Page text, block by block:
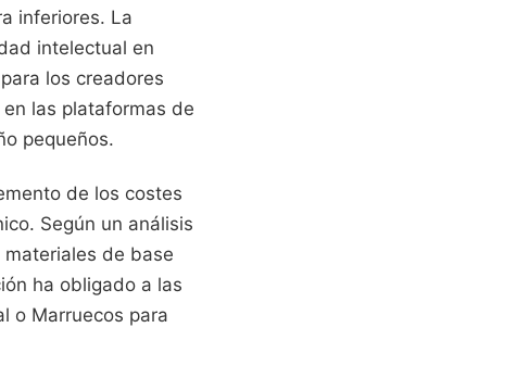
inferiores. La
intelectual en
los creadores
las plataformas de
pequeños.
de los costes
Según un análisis
de base
ha obligado a las
o Marruecos para